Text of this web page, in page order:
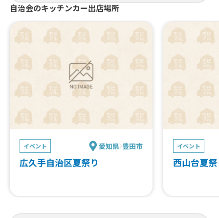
自治会のキッチンカー出店場所
イベント 愛知県 豊田市
広久手自治区夏祭り
イベント
西山台夏